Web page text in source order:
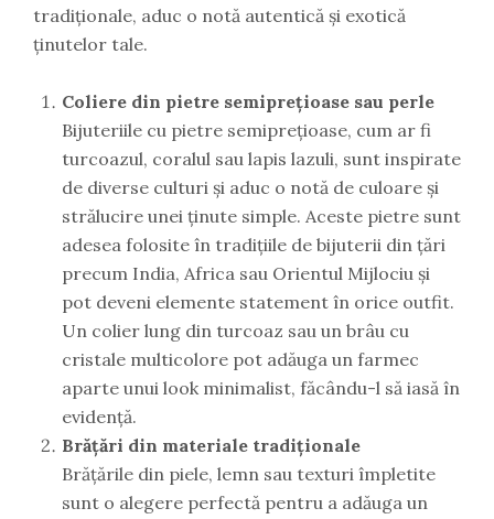
tradiționale, aduc o notă autentică și exotică
ținutelor tale.
Coliere din pietre semiprețioase sau perle
Bijuteriile cu pietre semiprețioase, cum ar fi
turcoazul, coralul sau lapis lazuli, sunt inspirate
de diverse culturi și aduc o notă de culoare și
strălucire unei ținute simple. Aceste pietre sunt
adesea folosite în tradițiile de bijuterii din țări
precum India, Africa sau Orientul Mijlociu și
pot deveni elemente statement în orice outfit.
Un colier lung din turcoaz sau un brâu cu
cristale multicolore pot adăuga un farmec
aparte unui look minimalist, făcându-l să iasă în
evidență.
Brățări din materiale tradiționale
Brățările din piele, lemn sau texturi împletite
sunt o alegere perfectă pentru a adăuga un